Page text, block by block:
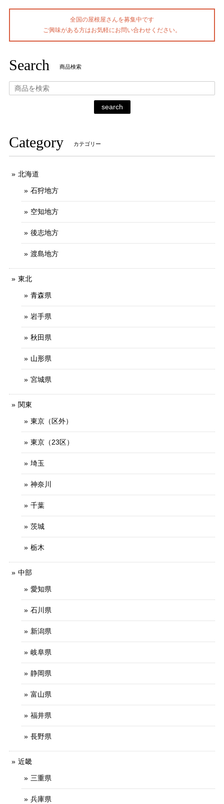
全国の屋根屋さんを募集中です
ご興味がある方はお気軽にお問い合わせください。
Search 商品検索
search
Category カテゴリー
北海道
石狩地方
空知地方
後志地方
渡島地方
東北
青森県
岩手県
秋田県
山形県
宮城県
関東
東京（区外）
東京（23区）
埼玉
神奈川
千葉
茨城
栃木
中部
愛知県
石川県
新潟県
岐阜県
静岡県
富山県
福井県
長野県
近畿
三重県
兵庫県